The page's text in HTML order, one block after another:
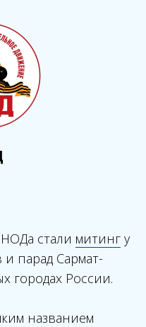
стали митинг у
парад Сармат-
городах России.
названием